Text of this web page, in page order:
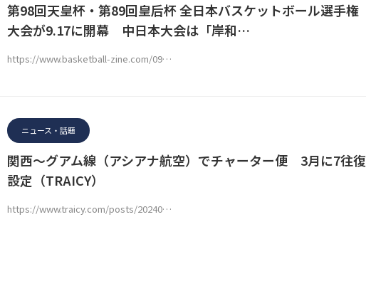
第98回天皇杯・第89回皇后杯 全日本バスケットボール選手権
大会が9.17に開幕 中日本大会は「岸和…
https://www.basketball-zine.com/09…
ニュース・話題
関西〜グアム線（アシアナ航空）でチャーター便 3月に7往復
設定（TRAICY）
https://www.traicy.com/posts/20240…